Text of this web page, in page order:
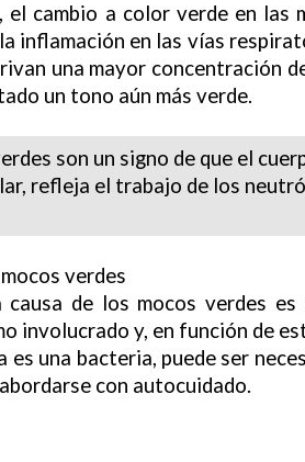
el cambio a color verde en las
inflamación en las vías
una mayor concentración
un tono aún más verde.
son un signo de que el
refleja el trabajo de los
verdes
causa de los mocos verdes
involucrado y, en función de
es una bacteria, puede ser
con autocuidado.